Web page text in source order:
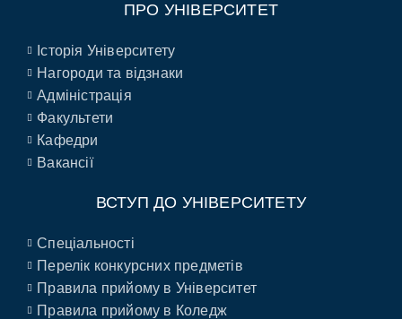
ПРО УНІВЕРСИТЕТ
Історія Університету
Нагороди та відзнаки
Адміністрація
Факультети
Кафедри
Вакансії
ВСТУП ДО УНІВЕРСИТЕТУ
Спеціальності
Перелік конкурсних предметів
Правила прийому в Університет
Правила прийому в Коледж